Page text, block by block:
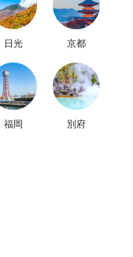
日光 京都
福岡 別府